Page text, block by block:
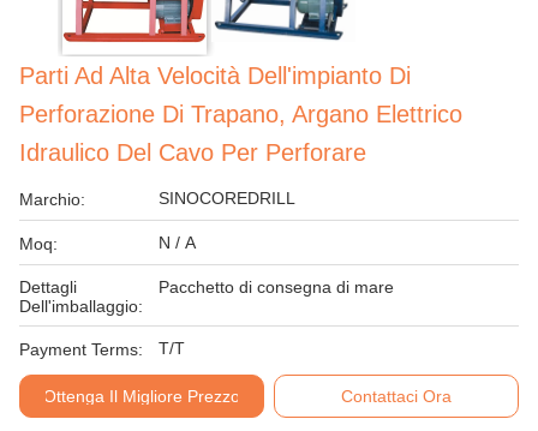
Parti Ad Alta Velocità Dell'impianto Di
Perforazione Di Trapano, Argano Elettrico
Idraulico Del Cavo Per Perforare
Marchio: SINOCOREDRILL
Moq: N / A
Dettagli
Dell'imballaggio:
Pacchetto di consegna di mare
Payment Terms: T/T
Ottenga Il Migliore Prezzo Contattaci Ora